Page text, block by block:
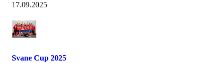
17.09.2025
Svane Cup 2025